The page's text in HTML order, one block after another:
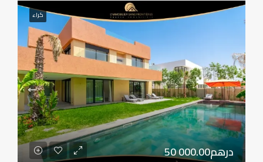
كراء
50 000.00درهم